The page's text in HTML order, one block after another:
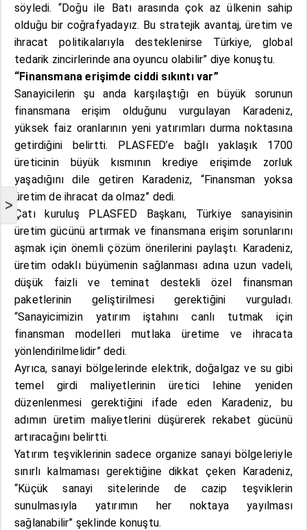
>
söyledi. “Doğu ile Batı arasında çok az ülkenin sahip
olduğu bir coğrafyadayız. Bu stratejik avantaj, üretim ve
ihracat politikalarıyla desteklenirse Türkiye, global
tedarik zincirlerinde ana oyuncu olabilir” diye konuştu.
“Finansmana erişimde ciddi sıkıntı var”
Sanayicilerin şu anda karşılaştığı en büyük sorunun
finansmana erişim olduğunu vurgulayan Karadeniz,
yüksek faiz oranlarının yeni yatırımları durma noktasına
getirdiğini belirtti. PLASFED’e bağlı yaklaşık 1700
üreticinin büyük kısmının krediye erişimde zorluk
yaşadığını dile getiren Karadeniz, “Finansman yoksa
üretim de ihracat da olmaz” dedi.
Çatı kuruluş PLASFED Başkanı, Türkiye sanayisinin
üretim gücünü artırmak ve finansmana erişim sorunlarını
aşmak için önemli çözüm önerilerini paylaştı. Karadeniz,
üretim odaklı büyümenin sağlanması adına uzun vadeli,
düşük faizli ve teminat destekli özel finansman
paketlerinin geliştirilmesi gerektiğini vurguladı.
“Sanayicimizin yatırım iştahını canlı tutmak için
finansman modelleri mutlaka üretime ve ihracata
yönlendirilmelidir” dedi.
Ayrıca, sanayi bölgelerinde elektrik, doğalgaz ve su gibi
temel girdi maliyetlerinin üretici lehine yeniden
düzenlenmesi gerektiğini ifade eden Karadeniz, bu
adımın üretim maliyetlerini düşürerek rekabet gücünü
artıracağını belirtti.
Yatırım teşviklerinin sadece organize sanayi bölgeleriyle
sınırlı kalmaması gerektiğine dikkat çeken Karadeniz,
“Küçük sanayi sitelerinde de cazip teşviklerin
sunulmasıyla yatırımın her noktaya yayılması
sağlanabilir” şeklinde konuştu.